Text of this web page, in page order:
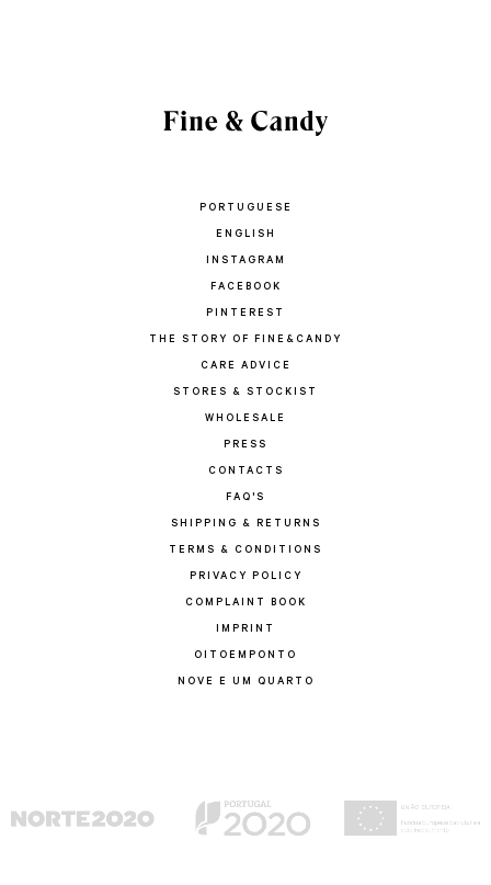
PORTUGUESE
ENGLISH
INSTAGRAM
FACEBOOK
PINTEREST
THE STORY OF FINE&CANDY
CARE ADVICE
STORES & STOCKIST
WHOLESALE
PRESS
CONTACTS
FAQ'S
SHIPPING & RETURNS
TERMS & CONDITIONS
PRIVACY POLICY
COMPLAINT BOOK
IMPRINT
OITOEMPONTO
NOVE E UM QUARTO